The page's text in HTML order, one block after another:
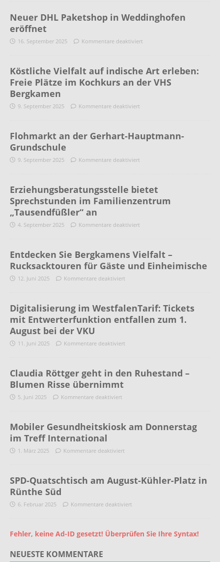
Neuer DHL Paketshop in Weddinghofen
eröffnet
16. September 2025 Kommentare deaktiviert
Köstliche Vielfalt auf indische Art erleben:
Freie Plätze im Kochkurs an der VHS
Bergkamen
9. September 2025 Kommentare deaktiviert
Flohmarkt an der Gerhart-Hauptmann-
Grundschule
9. September 2025 Kommentare deaktiviert
Erziehungsberatungsstelle bietet
Sprechstunden im Familienzentrum
„Tausendfüßler“ an
4. September 2025 Kommentare deaktiviert
Entdecken Sie Bergkamens Vielfalt –
Rucksacktouren für Gäste und Einheimische
12. Juni 2025 Kommentare deaktiviert
Digitalisierung im WestfalenTarif: Tickets
mit Entwerterfunktion entfallen zum 1.
August bei der VKU
11. Juni 2025 Kommentare deaktiviert
Claudia Röttger geht in den Ruhestand –
Blumen Risse übernimmt
5. Juni 2025 Kommentare deaktiviert
Mobiler Gesundheitskiosk am Donnerstag
im Treff International
1. März 2025 Kommentare deaktiviert
SPD-Quatschtisch am August-Kühler-Platz in
Rünthe Süd
6. Februar 2025 Kommentare deaktiviert
Fehler, keine Ad-ID gesetzt! Überprüfen Sie Ihre Syntax!
NEUESTE KOMMENTARE